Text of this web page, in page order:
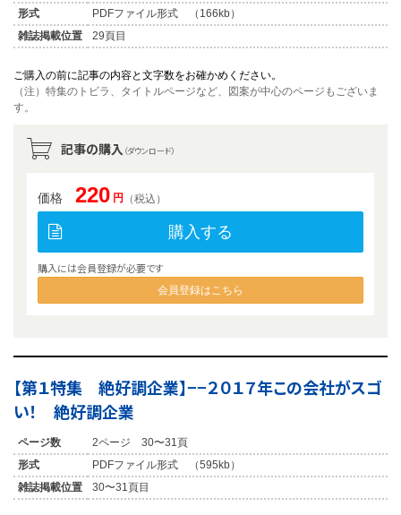
形式
PDFファイル形式 （166kb）
雑誌掲載位置
29頁目
ご購入の前に記事の内容と文字数をお確かめください。
（注）特集のトビラ、タイトルページなど、図案が中心のページもございま
す。
記事の購入 （ダウンロード）
価格 220 円 （税込）
購入する
購入には会員登録が必要です
会員登録はこちら
【第１特集 絶好調企業】−−２０１７年この会社がスゴ
い！ 絶好調企業
ページ数
2ページ 30〜31頁
形式
PDFファイル形式 （595kb）
雑誌掲載位置
30〜31頁目